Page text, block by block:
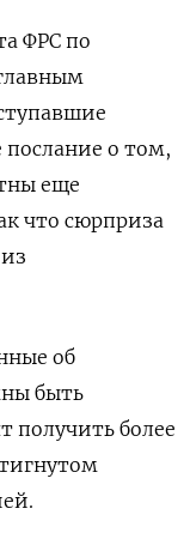
ФРС по
о том,
еще
что сюрприза
об
быть
получить более